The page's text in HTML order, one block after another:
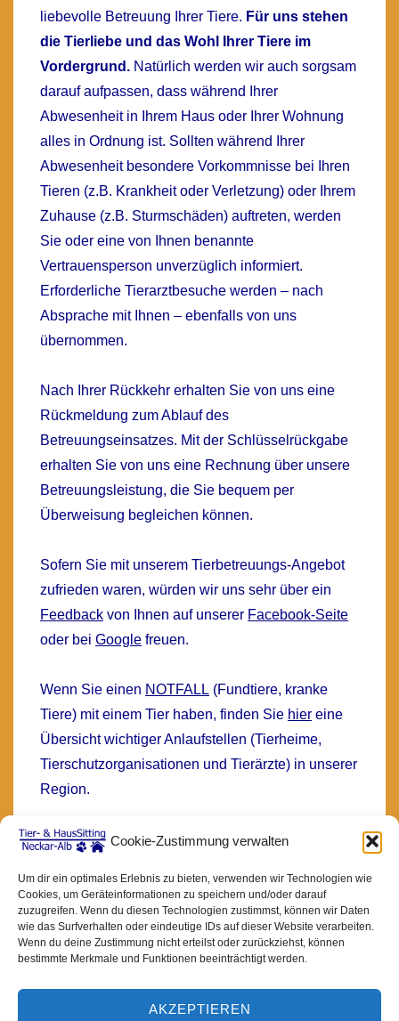
Cookie-Zustimmung verwalten
Um dir ein optimales Erlebnis zu bieten, verwenden wir Technologien wie
Cookies, um Geräteinformationen zu speichern und/oder darauf
zuzugreifen. Wenn du diesen Technologien zustimmst, können wir Daten
wie das Surfverhalten oder eindeutige IDs auf dieser Website verarbeiten.
Wenn du deine Zustimmung nicht erteilst oder zurückziehst, können
bestimmte Merkmale und Funktionen beeinträchtigt werden.
AKZEPTIEREN
liebevolle Betreuung Ihrer Tiere. Für uns stehen
die Tierliebe und das Wohl Ihrer Tiere im
Vordergrund. Natürlich werden wir auch sorgsam
darauf aufpassen, dass während Ihrer
Abwesenheit in Ihrem Haus oder Ihrer Wohnung
alles in Ordnung ist. Sollten während Ihrer
Abwesenheit besondere Vorkommnisse bei Ihren
Tieren (z.B. Krankheit oder Verletzung) oder Ihrem
Zuhause (z.B. Sturmschäden) auftreten, werden
Sie oder eine von Ihnen benannte
Vertrauensperson unverzüglich informiert.
Erforderliche Tierarztbesuche werden – nach
Absprache mit Ihnen – ebenfalls von uns
übernommen.
Nach Ihrer Rückkehr erhalten Sie von uns eine
Rückmeldung zum Ablauf des
Betreuungseinsatzes. Mit der Schlüsselrückgabe
erhalten Sie von uns eine Rechnung über unsere
Betreuungsleistung, die Sie bequem per
Überweisung begleichen können.
Sofern Sie mit unserem Tierbetreuungs-Angebot
zufrieden waren, würden wir uns sehr über ein
Feedback von Ihnen auf unserer Facebook-Seite
oder bei Google freuen.
Wenn Sie einen NOTFALL (Fundtiere, kranke
Tiere) mit einem Tier haben, finden Sie hier eine
Übersicht wichtiger Anlaufstellen (Tierheime,
Tierschutzorganisationen und Tierärzte) in unserer
Region.
Tier- & HausSitting Neckar-Alb | Ilona Deischle
info@tier-haus-sitting.de
Footer-
Presse